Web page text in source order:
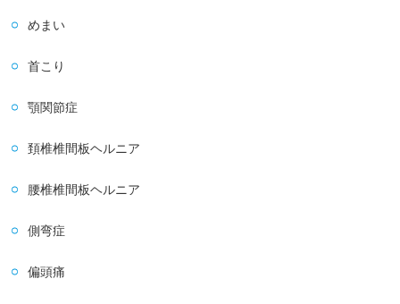
めまい
首こり
顎関節症
頚椎椎間板ヘルニア
腰椎椎間板ヘルニア
側弯症
偏頭痛